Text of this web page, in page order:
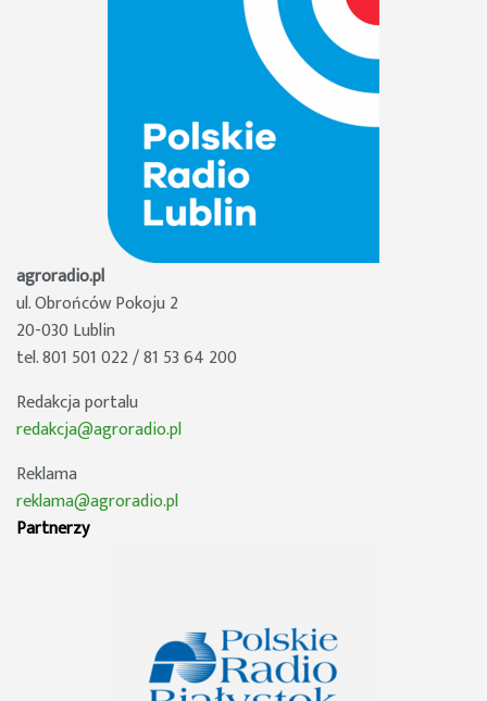
agroradio.pl
ul. Obrońców Pokoju 2
20-030 Lublin
tel. 801 501 022 / 81 53 64 200
Redakcja portalu
redakcja@agroradio.pl
Reklama
reklama@agroradio.pl
Partnerzy